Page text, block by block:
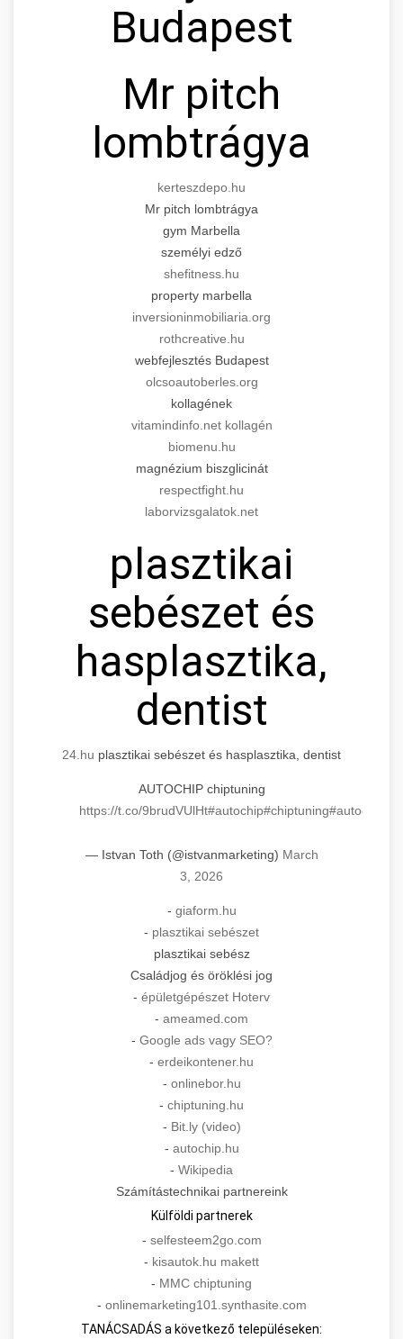
Budapest
Mr pitch
lombtrágya
kerteszdepo.hu
Mr pitch lombtrágya
gym Marbella
személyi edző
shefitness.hu
property marbella
inversioninmobiliaria.org
rothcreative.hu
webfejlesztés Budapest
olcsoautoberles.org
kollagének
vitamindinfo.net kollagén
biomenu.hu
magnézium biszglicinát
respectfight.hu
laborvizsgalatok.net
plasztikai
sebészet és
hasplasztika,
dentist
24.hu plasztikai sebészet és hasplasztika, dentist
AUTOCHIP chiptuning
https://t.co/9brudVUlHt#autochip#chiptuning#autochip
— Istvan Toth (@istvanmarketing) March
3, 2026
- giaform.hu
- plasztikai sebészet
plasztikai sebész
Családjog és öröklési jog
- épületgépészet Hoterv
- ameamed.com
- Google ads vagy SEO?
- erdeikontener.hu
- onlinebor.hu
- chiptuning.hu
- Bit.ly (video)
- autochip.hu
- Wikipedia
Számítástechnikai partnereink
Külföldi partnerek
- selfesteem2go.com
- kisautok.hu makett
- MMC chiptuning
- onlinemarketing101.synthasite.com
TANÁCSADÁS a következő településeken: